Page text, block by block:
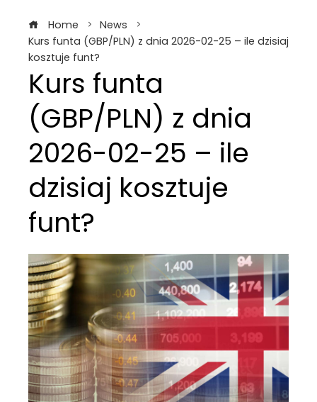
Home
News
Kurs funta (GBP/PLN) z dnia 2026-02-25 – ile dzisiaj
kosztuje funt?
Kurs funta
(GBP/PLN) z dnia
2026-02-25 – ile
dzisiaj kosztuje
funt?